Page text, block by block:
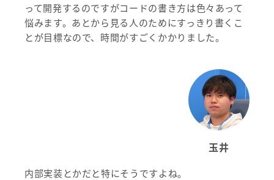
って開発するのですがコードの書き方は色々あって
悩みます。あとから見る人のためにすっきり書くこ
とが目標なので、時間がすごくかかりました。
玉井
内部実装とかだと特にそうですよね。